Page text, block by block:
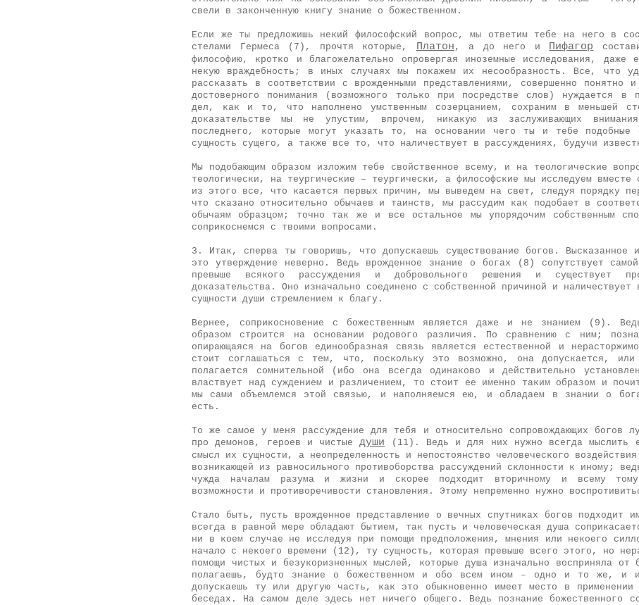
свели в законченную книгу знание о божественном.
Если же ты предложишь некий философский вопрос, мы ответим тебе на него в
стелами Гермеса (7), прочтя которые, Платон , а до него и Пифагор
философию, кротко и благожелательно опровергая иноземные исследования, даже
некую враждебность; в иных случаях мы покажем их несообразность. Все, что
рассказать в соответствии с врожденными представлениями, совершенно
достоверного понимания (возможного только при посредстве слов) нуждается в
дел, как и то, что наполнено умственным созерцанием, сохраним в меньшей
доказательстве мы не упустим, впрочем, никакую из заслуживающих
последнего, которые могут указать то, на основании чего ты и тебе подобные
сущность сущего, а также все то, что наличествует в рассуждениях, будучи
Мы подобающим образом изложим тебе свойственное всему, и на теологические
теологически, на теургические – теургически, а философские мы исследуем
из этого все, что касается первых причин, мы выведем на свет, следуя порядку
что сказано относительно обычаев и таинств, мы рассудим как подобает в
обычаям образцом; точно так же и все остальное мы упорядочим собственным
соприкоснемся с твоими вопросами.
3. Итак, сперва ты говоришь, что допускаешь существование богов. Высказанное
это утверждение неверно. Ведь врожденное знание о богах (8) сопутствует
превыше всякого рассуждения и добровольного решения и существует
доказательства. Оно изначально соединено с собственной причиной и наличествует
сущности души стремлением к благу.
Вернее, соприкосновение с божественным является даже и не знанием (9).
образом строится на основании родового различия. По сравнению с ним;
опирающаяся на богов единообразная связь является естественной и
стоит соглашаться с тем, что, поскольку это возможно, она допускается,
полагается сомнительной (ибо она всегда одинаково и действительно
властвует над суждением и различением, то стоит ее именно таким образом и
мы сами объемлемся этой связью, и наполняемся ею, и обладаем в знании о
есть.
То же самое у меня рассуждение для тебя и относительно сопровождающих богов
про демонов, героев и чистыедуши (11). Ведь и для них нужно всегда мыслить
смысл их сущности, а неопределенность и непостоянство человеческого
возникающей из равносильного противоборства рассуждений склонности к иному;
чужда началам разума и жизни и скорее подходит вторичному и всему
возможности и противоречивости становления. Этому непременно нужно
Стало быть, пусть врожденное представление о вечных спутниках богов подходит
всегда в равной мере обладают бытием, так пусть и человеческая душа
ни в коем случае не исследуя при помощи предположения, мнения или некоего
начало с некоего времени (12), ту сущность, которая превыше всего этого, но
помощи чистых и безукоризненных мыслей, которые душа изначально восприняла
полагаешь, будто знание о божественном и обо всем ином – одно и то же, и из
допускаешь ту или другую часть, как это обыкновенно имеет место в применении
беседах. На самом деле здесь нет ничего общего. Ведь познание божественного